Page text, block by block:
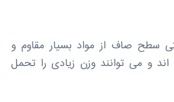
سطح صاف از مواد بسیار مقاوم و
و می توانند وزن زیادی را تحمل